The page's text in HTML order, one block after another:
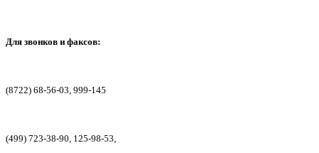
Для звонков и факсов:
(8722) 68-56-03, 999-145
(499) 723-38-90, 125-98-53,